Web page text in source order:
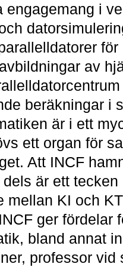
engagemang i
av
beräkningar i
är i ett
ett organ för
Att INCF
är ett
mellan KI och
ger fördelar
bland annat
professor